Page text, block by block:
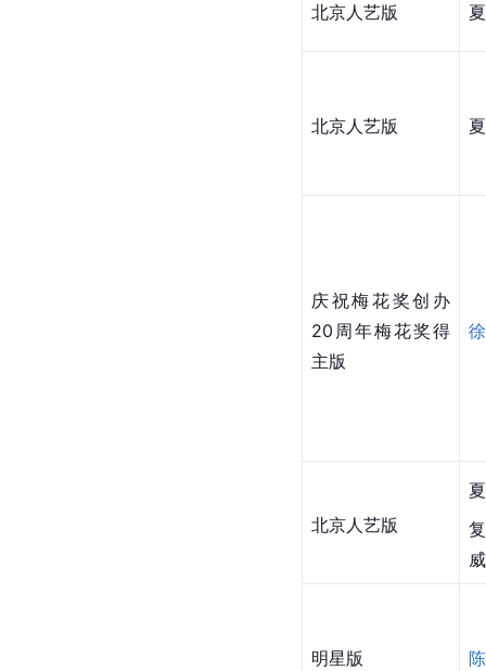
北京人艺版
北京人艺版
庆祝梅花奖创办
20周年梅花奖得
主版
北京人艺版
威
明星版